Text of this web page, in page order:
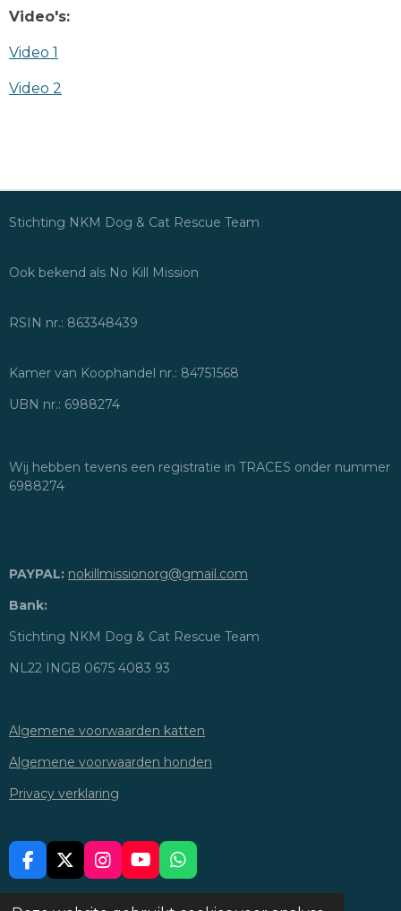
Video's:
Video 1
Video 2
Stichting NKM Dog & Cat Rescue Team
Ook bekend als No Kill Mission
RSIN nr.: 863348439
Kamer van Koophandel nr.: 84751568
UBN nr.: 6988274
Wij hebben tevens een registratie in TRACES onder nummer
6988274
PAYPAL: nokillmissionorg@gmail.com
Bank:
Stichting NKM Dog & Cat Rescue Team
NL22 INGB 0675 4083 93
Algemene voorwaarden katten
Algemene voorwaarden honden
Privacy verklaring
F
A
X
I
N
Y
O
W
H
DELEN DEEL DELEN